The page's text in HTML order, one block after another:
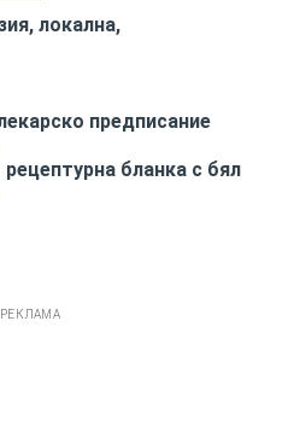
локална,
предписание
рецептурна бланка с бял
РЕКЛАМА